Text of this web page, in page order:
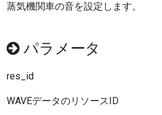
蒸気機関車の音を設定します。
パラメータ
res_id
WAVEデータのリソースID